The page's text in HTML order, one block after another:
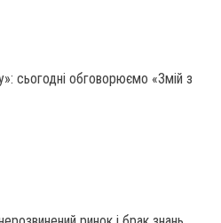
сьогодні обговорюємо «Змій з